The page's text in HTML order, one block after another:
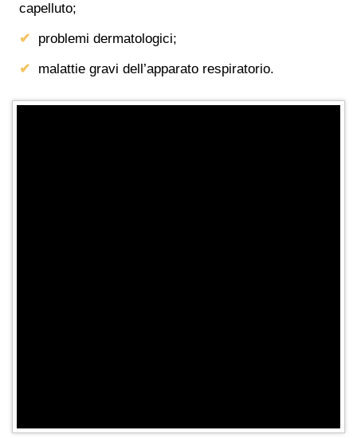
capelluto;
problemi dermatologici;
malattie gravi dell’apparato respiratorio.